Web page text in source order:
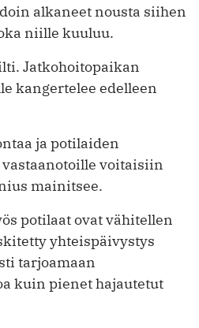
alkaneet nousta siihen
niille kuuluu.
Jatkohoitopaikan
kangertelee edelleen
ja potilaiden
voitaisiin
mainitsee.
potilaat ovat vähitellen
yhteispäivystys
tarjoamaan
kuin pienet hajautetut